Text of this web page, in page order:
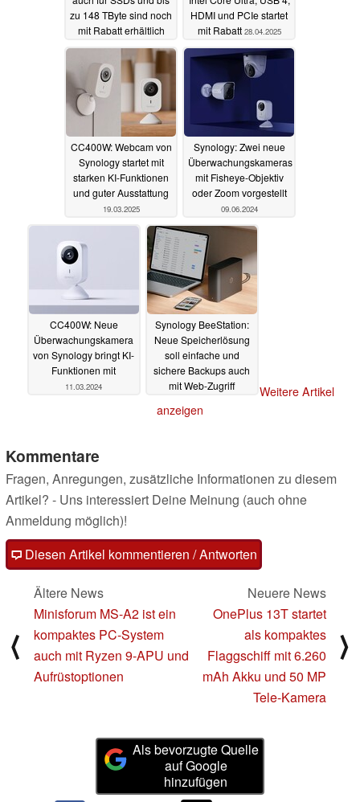
zu 148 TByte sind noch
mit Rabatt erhältlich
29.04.2025
HDMI und PCIe startet
mit Rabatt 28.04.2025
CC400W: Webcam von
Synology startet mit
starken KI-Funktionen
und guter Ausstattung
19.03.2025
Synology: Zwei neue
Überwachungskameras
mit Fisheye-Objektiv
oder Zoom vorgestellt
09.06.2024
CC400W: Neue
Überwachungskamera
von Synology bringt KI-
Funktionen mit
11.03.2024
Synology BeeStation:
Neue Speicherlösung
soll einfache und
sichere Backups auch
mit Web-Zugriff
Weitere Artikel
anzeigen
Kommentare
Fragen, Anregungen, zusätzliche Informationen zu diesem
Artikel? - Uns interessiert Deine Meinung (auch ohne
Anmeldung möglich)!
Diesen Artikel kommentieren / Antworten
⟨
Ältere News
Minisforum MS-A2 ist ein
kompaktes PC-System
auch mit Ryzen 9-APU und
Aufrüstoptionen
Neuere News
OnePlus 13T startet
als kompaktes
Flaggschiff mit 6.260
mAh Akku und 50 MP
Tele-Kamera
⟩
Als bevorzugte Quelle
auf Google
hinzufügen